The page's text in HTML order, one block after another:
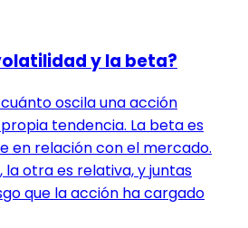
y la beta?
oscila una acción
tendencia. La beta es
en relación con el mercado.
la otra es relativa, y juntas
que la acción ha cargado